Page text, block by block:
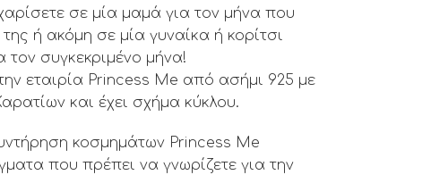
σε μία μαμά για τον μήνα που
ή ακόμη σε μία γυναίκα ή κορίτσι
τον συγκεκριμένο μήνα!
εταιρία Princess Me από ασήμι 925 με
και έχει σχήμα κύκλου.
κοσμημάτων Princess Me
που πρέπει να γνωρίζετε για την